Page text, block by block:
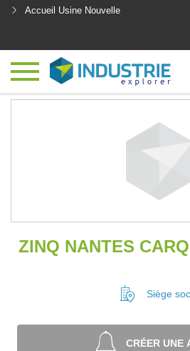
Accueil Usine Nouvelle
ZINQ NANTES
Siège
CRÉER UNE